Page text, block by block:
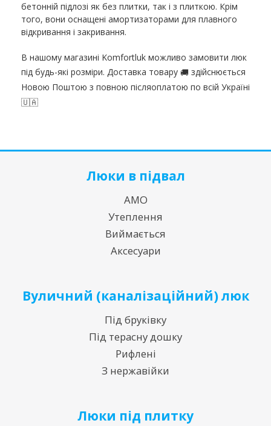
бетонній підлозі як без плитки, так і з плиткою. Крім
того, вони оснащені амортизаторами для плавного
відкривання і закривання.
В нашому магазині Komfortluk можливо замовити люк
під будь-які розміри. Доставка товару 🚚 здійснюється
Новою Поштою з повною післяоплатою по всій Україні
🇺🇦
Люки в підвал
АМО
Утеплення
Виймається
Аксесуари
Вуличний (каналізаційний) люк
Під бруківку
Під терасну дошку
Рифлені
З нержавійки
Люки під плитку